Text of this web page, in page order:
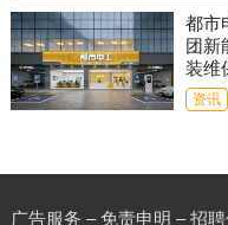
都市
团新
装维
资讯
广告服务 – 免责申明 – 招